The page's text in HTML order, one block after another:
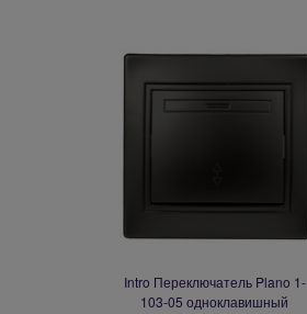
Intro Переключатель Plano 1-
103-05 одноклавишный